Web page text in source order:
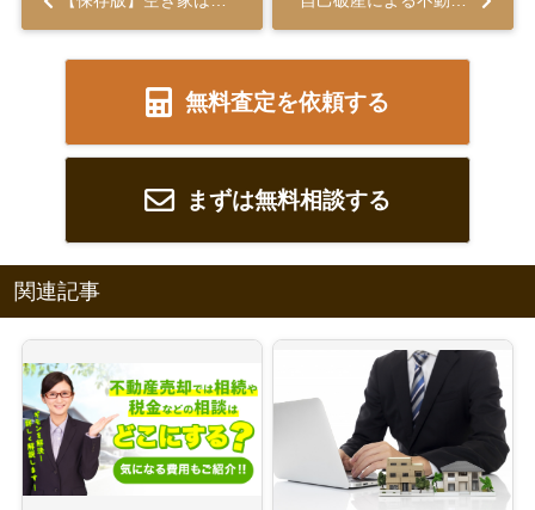
無料査定を依頼する
まずは無料相談する
関連記事